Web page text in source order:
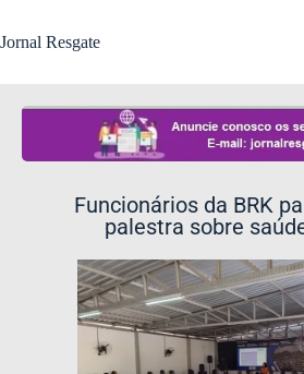
Jornal Resgate
Funcionários da BRK
palestra sobre